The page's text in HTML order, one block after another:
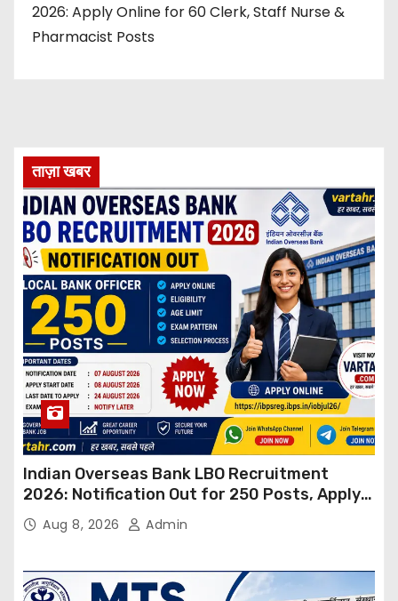
2026: Apply Online for 60 Clerk, Staff Nurse &
Pharmacist Posts
ताज़ा खबर
Indian Overseas Bank LBO Recruitment
2026: Notification Out for 250 Posts, Apply
OnlineAug 8, 2026 Admin